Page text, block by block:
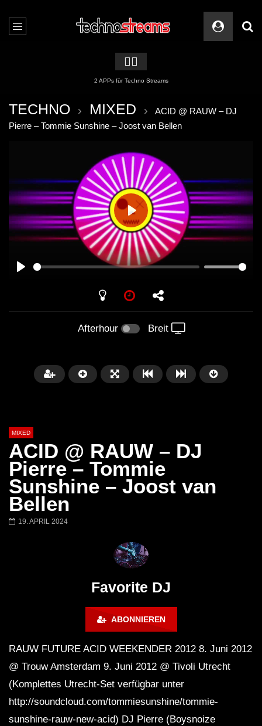
🏳️‍🌈
2 APPs für Techno Streams
TECHNO MIXED
ACID @ RAUW – DJ
Pierre – Tommie Sunshine – Joost van Bellen
PLAY
Afterhour Breit
Später
Barbara Lago @ Kappa
FuturFestival 2024
MIXED
ACID @ RAUW – DJ
Pierre – Tommie
Sunshine – Joost van
Bellen
19. APRIL 2024
Favorite DJ
ABONNIEREN
RAUW FUTURE ACID WEEKENDER 2012 8. Juni 2012
@ Trouw Amsterdam 9. Juni 2012 @ Tivoli Utrecht
(Komplettes Utrecht-Set verfügbar unter
http://soundcloud.com/tommiesunshine/tommie-
sunshine-rauw-new-acid) DJ Pierre (Boysnoize